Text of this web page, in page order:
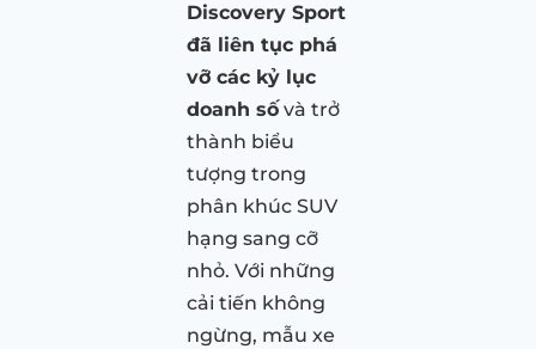
Discovery Sport
đã liên tục phá
vỡ các kỷ lục
doanh số và trở
thành biểu
tượng trong
phân khúc SUV
hạng sang cỡ
nhỏ. Với những
cải tiến không
ngừng, mẫu xe